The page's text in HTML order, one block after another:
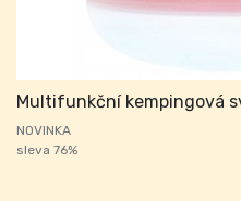
Multifunkční kempingová
NOVINKA
sleva 76%